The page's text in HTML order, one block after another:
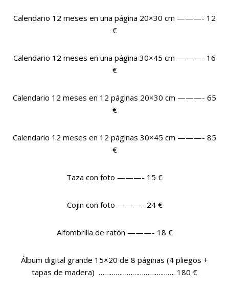
Calendario 12 meses en una página 20×30 cm ———- 12
€
Calendario 12 meses en una página 30×45 cm ———- 16
€
Calendario 12 meses en 12 páginas 20×30 cm ———- 65
€
Calendario 12 meses en 12 páginas 30×45 cm ———- 85
€
Taza con foto ———- 15 €
Cojin con foto ———- 24 €
Alfombrilla de ratón ———- 18 €
Álbum digital grande 15×20 de 8 páginas (4 pliegos +
tapas de madera) …………………………….……. 180 €